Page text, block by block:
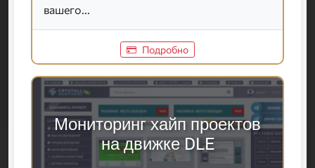
вашего...
Подробно
Мониторинг хайп проектов
на движке DLE